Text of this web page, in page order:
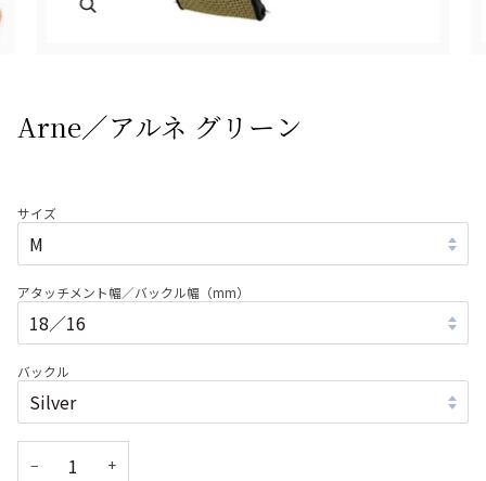
Arne／アルネ グリーン
サイズ
アタッチメント幅／バックル幅（mm）
バックル
− +